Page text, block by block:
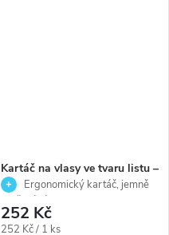
Kartáč na vlasy ve tvaru listu –
fialový, rozčesávací a šetrný k
vlasům – WAD 21cm
Ergonomický kartáč, jemně
jejich lámání a zacuchávání.
252 Kč
Měrná
252 Kč / 1 ks